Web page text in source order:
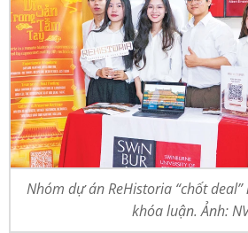
Nhóm dự án ReHistoria “chốt
khóa luận. Ảnh: